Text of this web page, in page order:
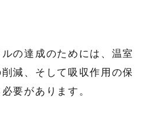
の達成のためには、温室
減、そして吸収作用の保
要があります。